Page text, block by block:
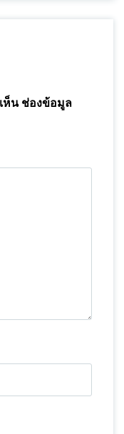
ห็น ช่องข้อมูล